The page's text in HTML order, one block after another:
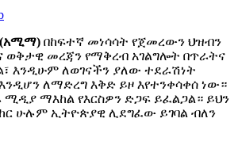
በከፍተኛ መነሳሳት የጀመረውን ህዝብን
ወቅታዊ መረጃን የማቅረብ አገልግሎት በጥራትና
እንዲሁም ለወገናችን ያለው ተደራሽነት
ለማድረግ እቅድ ይዞ እየተንቀሳቀሰ ነው።
ማእከል የእርስዎን ድጋፍ ይፈልጋል። ይህን
ሁሉም ኢትዮጵያዊ ሊደግፈው ይገባል ብለን